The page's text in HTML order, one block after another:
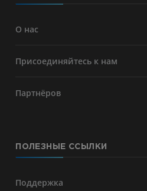
О нас
Присоединяйтесь к нам
Партнёров
ПОЛЕЗНЫЕ ССЫЛКИ
Поддержка